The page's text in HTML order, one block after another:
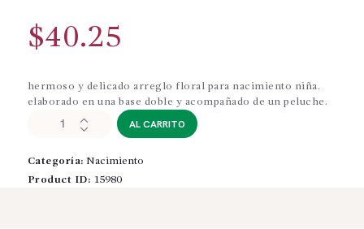
$40.25
hermoso y delicado arreglo floral para nacimiento niña.
elaborado en una base doble y acompañado de un peluche.
NAC084
niña
cantidad
AL CARRITO
Categoría:Nacimiento
Product ID: 15980